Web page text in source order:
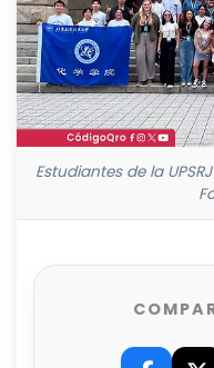
Estudiantes de la